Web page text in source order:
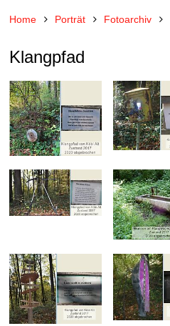
Home Porträt Fotoarchiv
Klangpfad